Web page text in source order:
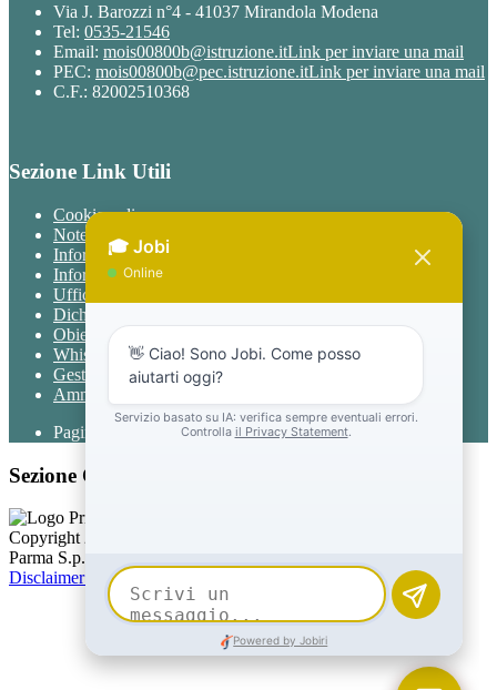
Via J. Barozzi n°4 - 41037 Mirandola Modena
Tel: 0535-21546
Email: mois00800b@istruzione.itLink per inviare una mail
PEC: mois00800b@pec.istruzione.itLink per inviare una mail
C.F.: 82002510368
Sezione Link Utili
Cookie policy
Note legali
Informativa Privacy
Informativa Privacy chatbot Jobi
Ufficio Relazioni con il Pubblico
Dichiarazione di accessibilità
Obiettivi di accessibilità
Whistleblowing
Gestione consensi cookie
Amministrazione trasparente
Pagina visualizzata988volte
Sezione Copyright
Copyright 2026 | Engineered and powered by Gruppo Spaggiari
Parma S.p.A. | Divisione Publishing & New Social Media
Disclaimer trattamento dati personali